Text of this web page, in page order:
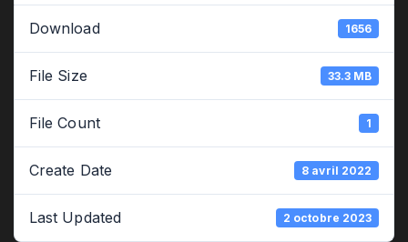
Download 1656
File Size 33.3 MB
File Count 1
Create Date 8 avril 2022
Last Updated 2 octobre 2023